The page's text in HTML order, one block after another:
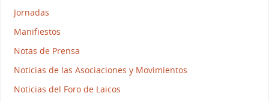
Jornadas
Manifiestos
Notas de Prensa
Noticias de las Asociaciones y Movimientos
Noticias del Foro de Laicos